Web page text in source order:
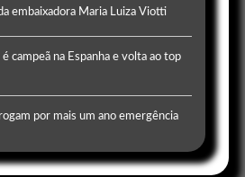
embaixadora Maria Luiza Viotti
é campeã na Espanha e volta ao top
por mais um ano emergência